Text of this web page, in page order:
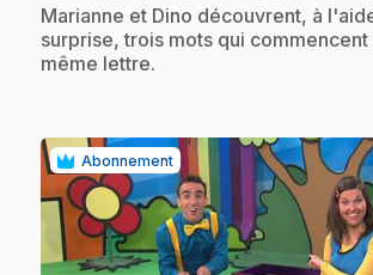
.Marianne et Dino découvrent, à
surprise, trois mots qui commencent
même lettre.
Abonnement